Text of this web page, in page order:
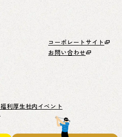
コーポレートサイト
お問い合わせ
福利厚生社内イベント